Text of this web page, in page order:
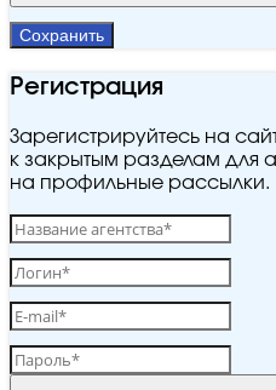
Сохранить
Регистрация
Зарегистрируйтесь на
к закрытым разделам для
на профильные рассылки.